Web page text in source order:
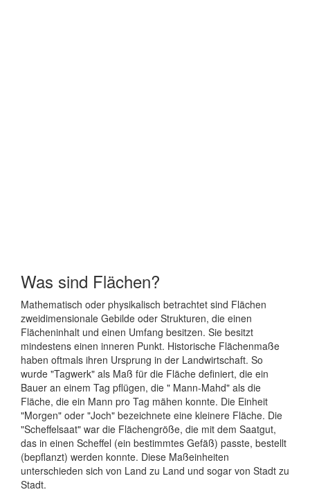
Was sind Flächen?
Mathematisch oder physikalisch betrachtet sind Flächen
zweidimensionale Gebilde oder Strukturen, die einen
Flächeninhalt und einen Umfang besitzen. Sie besitzt
mindestens einen inneren Punkt. Historische Flächenmaße
haben oftmals ihren Ursprung in der Landwirtschaft. So
wurde "Tagwerk" als Maß für die Fläche definiert, die ein
Bauer an einem Tag pflügen, die " Mann-Mahd" als die
Fläche, die ein Mann pro Tag mähen konnte. Die Einheit
"Morgen" oder "Joch" bezeichnete eine kleinere Fläche. Die
"Scheffelsaat" war die Flächengröße, die mit dem Saatgut,
das in einen Scheffel (ein bestimmtes Gefäß) passte, bestellt
(bepflanzt) werden konnte. Diese Maßeinheiten
unterschieden sich von Land zu Land und sogar von Stadt zu
Stadt.